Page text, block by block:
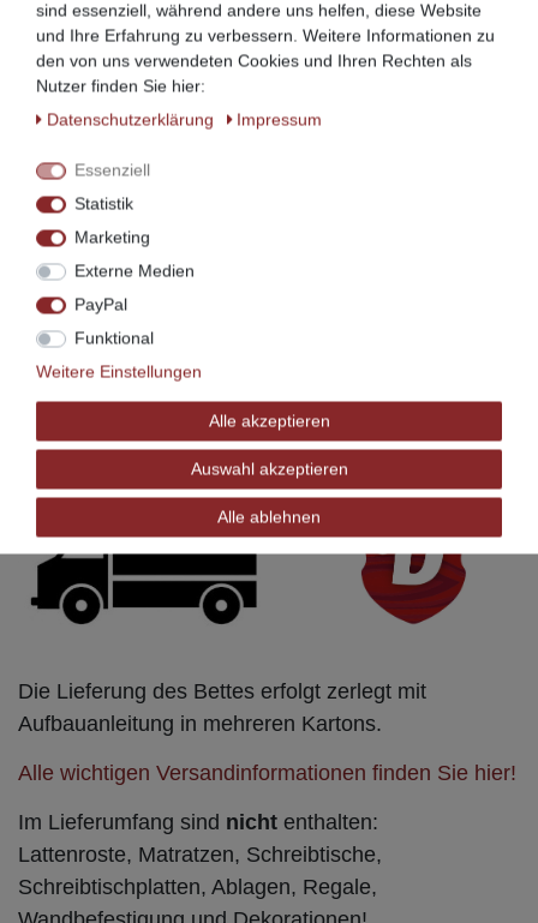
-Schreibtischplatten- Schränke-Hä
ngeregale
-Bücherregale-Lattenroste
-Matratzen
gestalten Sie sich Ihr perfektes Zimmer.
Die Lieferung des Bettes erfolgt zerlegt mit
Aufbauanleitung in mehreren Kartons.
Alle wichtigen Versandinformationen finden Sie hier!
Im Lieferumfang sind nicht enthalten:
Lattenroste, Matratzen, Schreibtische,
Schreibtischplatten, Ablagen, Regale,
sind essenziell, während andere uns helfen, diese Website
und Ihre Erfahrung zu verbessern. Weitere Informationen zu
den von uns verwendeten Cookies und Ihren Rechten als
Nutzer finden Sie hier:
Daten­schutz­erklärung
Impressum
Essenziell
Statistik
Marketing
Externe Medien
PayPal
Funktional
Weitere Einstellungen
Alle akzeptieren
Auswahl akzeptieren
Alle ablehnen